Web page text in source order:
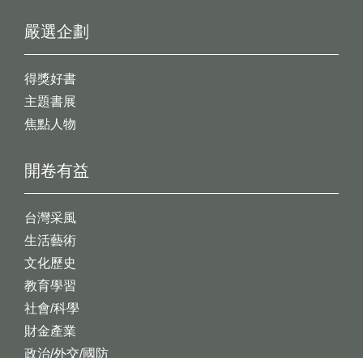
開卷有益
台灣采風
生活藝術
文化歷史
教育學習
社會/科學
財金產業
政治/外交/國防
嚴選企劃
得獎好書
主題書展
焦點人物